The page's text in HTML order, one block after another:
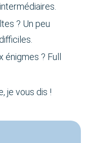
? Un peu
énigmes ? Full
je vous dis !